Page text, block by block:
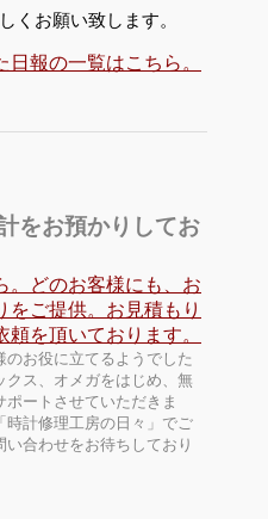
くお願い致します。
報の一覧はこちら。
をお預かりしてお
お役に立てるようでした
クス、オメガをはじめ、無
ートさせていただきま
時計修理工房の日々」でご
合わせをお待ちしており